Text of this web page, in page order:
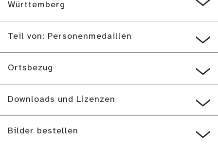
Württemberg
Teil von: Personenmedaillen
Ortsbezug
Downloads und Lizenzen
Bilder bestellen